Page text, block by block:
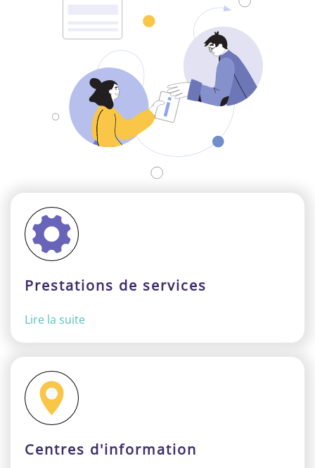
Prestations de services
Lire la suite
Centres d'information